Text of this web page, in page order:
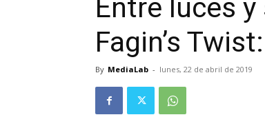
Entre luces
Fagin’s
By MediaLab - lunes, 22 de abril de 2019